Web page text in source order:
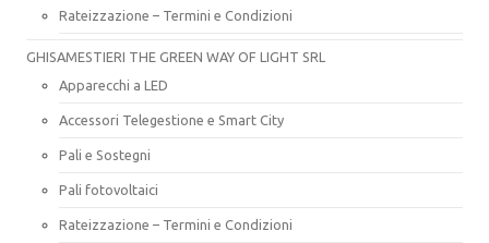
Rateizzazione – Termini e Condizioni
GHISAMESTIERI THE GREEN WAY OF LIGHT SRL
Apparecchi a LED
Accessori Telegestione e Smart City
Pali e Sostegni
Pali fotovoltaici
Rateizzazione – Termini e Condizioni